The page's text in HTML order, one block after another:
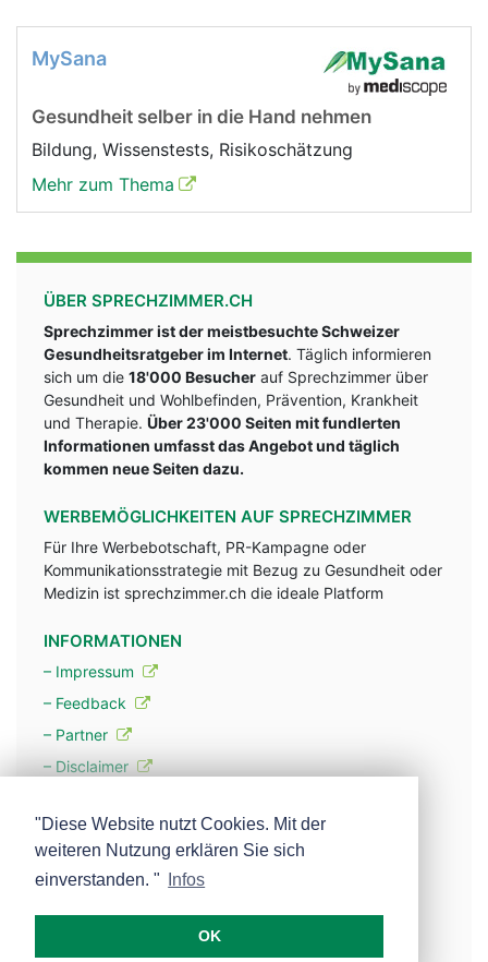
MySana
Gesundheit selber in die Hand nehmen
Bildung, Wissenstests, Risikoschätzung
Mehr zum Thema
ÜBER SPRECHZIMMER.CH
Sprechzimmer ist der meistbesuchte Schweizer
Gesundheitsratgeber im Internet. Täglich informieren
sich um die 18'000 Besucher auf Sprechzimmer über
Gesundheit und Wohlbefinden, Prävention, Krankheit
und Therapie. Über 23'000 Seiten mit fundlerten
Informationen umfasst das Angebot und täglich
kommen neue Seiten dazu.
WERBEMÖGLICHKEITEN AUF SPRECHZIMMER
Für Ihre Werbebotschaft, PR-Kampagne oder
Kommunikationsstrategie mit Bezug zu Gesundheit oder
Medizin ist sprechzimmer.ch die ideale Platform
INFORMATIONEN
– Impressum
– Feedback
– Partner
– Disclaimer
– Werbung
– Mehr über unsere Experten
"Diese Website nutzt Cookies. Mit der
weiteren Nutzung erklären Sie sich
einverstanden. "
Infos
OK